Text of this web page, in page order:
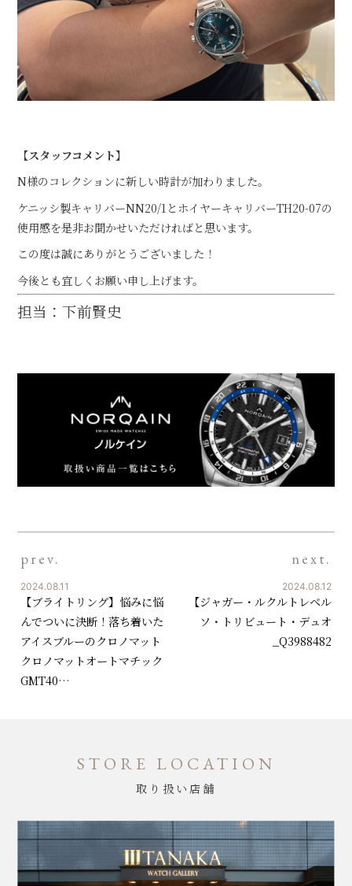
【スタッフコメント】
N様のコレクションに新しい時計が加わりました。
ケニッシ製キャリバーNN20/1とホイヤーキャリバーTH20-07の
使用感を是非お聞かせいただければと思います。
この度は誠にありがとうございました！
今後とも宜しくお願い申し上げます。
担当：下前賢史
prev.
2024.08.11
【ブライトリング】悩みに悩
んでついに決断！落ち着いた
アイスブルーのクロノマット
クロノマットオートマチック
GMT40…
next.
2024.08.12
【ジャガー・ルクルトレベル
ソ・トリビュート・デュオ
_Q3988482
STORE LOCATION
取り扱い店舗